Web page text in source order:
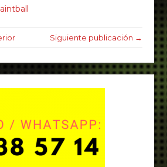
Siguiente publicación →